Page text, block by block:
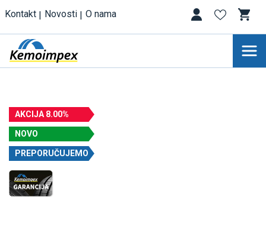
Kontakt Novosti O nama
AKCIJA 8.00%
NOVO
PREPORUČUJEMO